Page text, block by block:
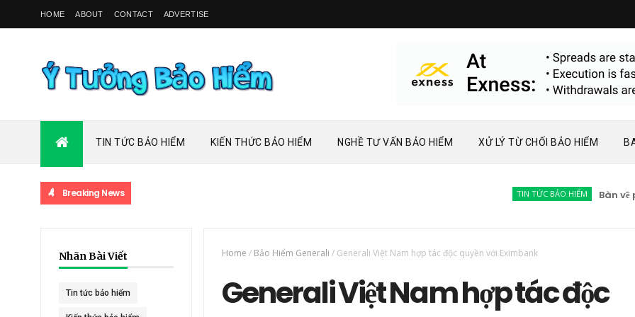
HOME ABOUT CONTACT ADVERTISE
TIN TỨC BẢO HIỂM KIẾN THỨC BẢO HIỂM NGHỀ TƯ VẤN BẢO HIỂM XỬ LÝ TỪ CHỐI BẢO HIỂM
Breaking News TIN TỨC BẢO HIỂM Bàn về
Nhãn Bài Viết
Tin tức bảo hiểm
Home / Bảo Hiểm Generali / Generali Việt Nam hợp tác độc quyền với Eximbank
Generali Việt Nam hợp tác độc